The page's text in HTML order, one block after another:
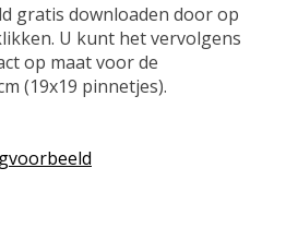
gratis downloaden door op
U kunt het vervolgens
op maat voor de
(19x19 pinnetjes).